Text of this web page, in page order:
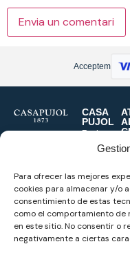
Para ofrecer las mejores
cookies para almacenar y/o
consentimiento de estas
como el comportamiento de
en este sitio. No consentir o
negativamente a ciertas
Acceptem
CASA
PUJOL
Botiga
Origen
Marques
Sastreria
a mida
Cerimònia